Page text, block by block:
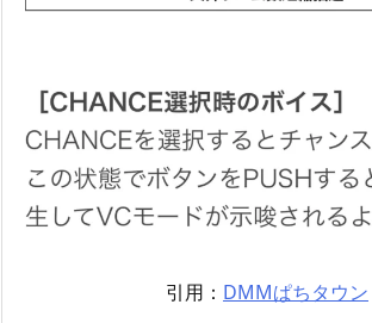
引用： DMMぱちタウン